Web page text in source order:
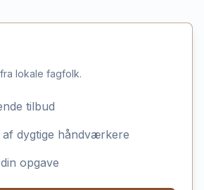
lokale fagfolk.
tilbud
dygtige håndværkere
opgave